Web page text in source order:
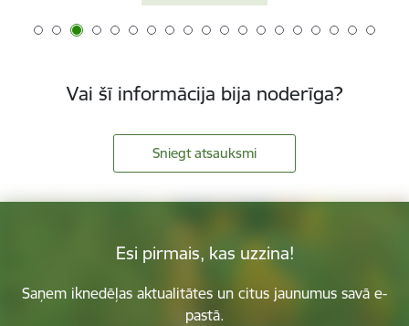
Vai šī informācija bija noderīga?
Sniegt atsauksmi
Esi pirmais, kas uzzina!
Saņem iknedēļas aktualitātes un citus jaunumus savā e-
pastā.